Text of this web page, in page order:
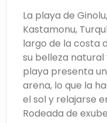
La playa de
Kastamonu,
largo de la costa
su belleza
playa presenta
arena, lo que la
el sol y relajarse
Rodeada de